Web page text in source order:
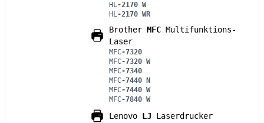
HL-2170 W
HL-2170 WR
Brother MFC Multifunktions-
Laser
MFC-7320
MFC-7320 W
MFC-7340
MFC-7440 N
MFC-7440 W
MFC-7840 W
Lenovo LJ Laserdrucker